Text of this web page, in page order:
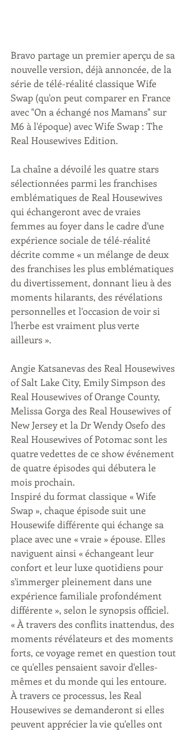
Bravo partage un premier aperçu de sa
nouvelle version, déjà annoncée, de la
série de télé-réalité classique Wife
Swap (qu'on peut comparer en France
avec "On a échangé nos Mamans" sur
M6 à l'époque) avec Wife Swap : The
Real Housewives Edition.
La chaîne a dévoilé les quatre stars
sélectionnées parmi les franchises
emblématiques de Real Housewives
qui échangeront avec de vraies
femmes au foyer dans le cadre d'une
expérience sociale de télé-réalité
décrite comme « un mélange de deux
des franchises les plus emblématiques
du divertissement, donnant lieu à des
moments hilarants, des révélations
personnelles et l'occasion de voir si
l'herbe est vraiment plus verte
ailleurs ».
Angie Katsanevas des Real Housewives
of Salt Lake City, Emily Simpson des
Real Housewives of Orange County,
Melissa Gorga des Real Housewives of
New Jersey et la Dr Wendy Osefo des
Real Housewives of Potomac sont les
quatre vedettes de ce show événement
de quatre épisodes qui débutera le
mois prochain.
Inspiré du format classique « Wife
Swap », chaque épisode suit une
Housewife différente qui échange sa
place avec une « vraie » épouse. Elles
naviguent ainsi « échangeant leur
confort et leur luxe quotidiens pour
s'immerger pleinement dans une
expérience familiale profondément
différente », selon le synopsis officiel.
« À travers des conflits inattendus, des
moments révélateurs et des moments
forts, ce voyage remet en question tout
ce qu'elles pensaient savoir d'elles-
mêmes et du monde qui les entoure.
À travers ce processus, les Real
Housewives se demanderont si elles
peuvent apprécier la vie qu'elles ont